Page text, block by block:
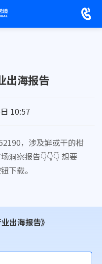
出海报告
10:57
，涉及鲜或干的柑
洞察报告👇👇👇 想要
下载。
出海报告》